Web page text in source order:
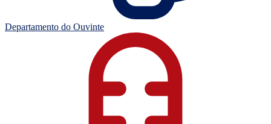
Departamento do Ouvinte